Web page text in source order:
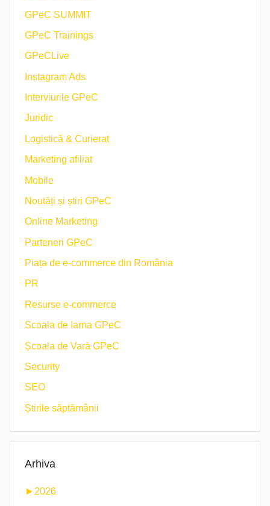
GPeC SUMMIT
GPeC Trainings
GPeCLive
Instagram Ads
Interviurile GPeC
Juridic
Logistică & Curierat
Marketing afiliat
Mobile
Noutăți și știri GPeC
Online Marketing
Parteneri GPeC
Piața de e-commerce din România
PR
Resurse e-commerce
Scoala de Iarna GPeC
Școala de Vară GPeC
Security
SEO
Știrile săptămânii
Arhiva
► 2026